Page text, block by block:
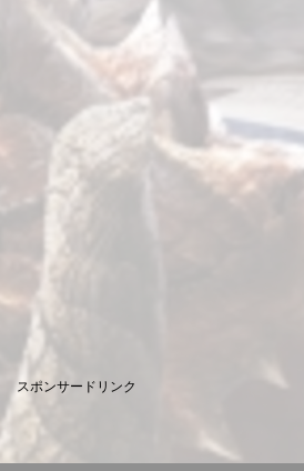
スポンサードリンク